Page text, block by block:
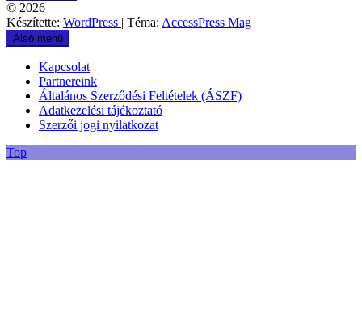
© 2026
Készítette: WordPress | Téma: AccessPress Mag
Alsó menü
Kapcsolat
Partnereink
Általános Szerződési Feltételek (ÁSZF)
Adatkezelési tájékoztató
Szerzői jogi nyilatkozat
Top